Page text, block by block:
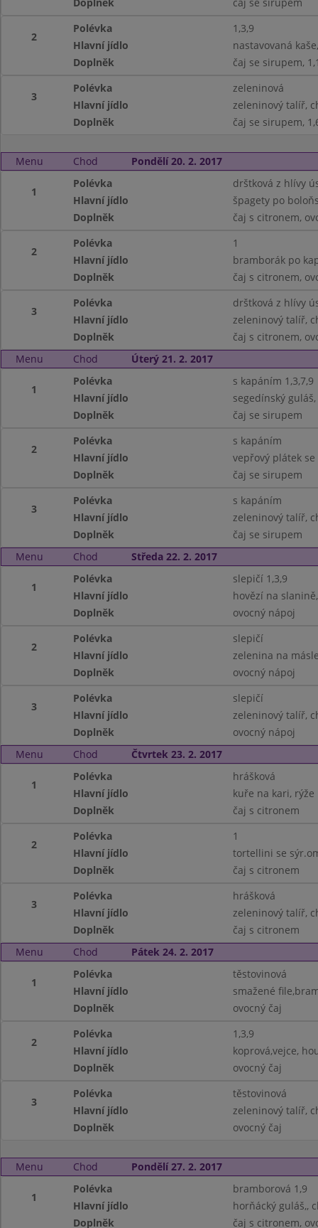
2
Polévka
1,3,9
Hlavní jídlo
nastavovaná
Doplněk
čaj se sirupem,
3
Polévka
zeleninová
Hlavní jídlo
zeleninový talíř,
Doplněk
čaj se sirupem,
Menu Chod Pondělí 20. 2. 2017
1
Polévka
drštková z hlívy
Hlavní jídlo
špagety po
Doplněk
čaj s citronem,
2
Polévka
1
Hlavní jídlo
bramborák po
Doplněk
čaj s citronem,
3
Polévka
drštková z hlívy
Hlavní jídlo
zeleninový talíř,
Doplněk
čaj s citronem,
Menu
Chod Úterý 21. 2. 2017
1
Polévka
s kapáním 1,3,7,9
Hlavní jídlo
segedínský
Doplněk
čaj se sirupem
2
Polévka
s kapáním
Hlavní jídlo
vepřový plátek
Doplněk
čaj se sirupem
3
Polévka
s kapáním
Hlavní jídlo
zeleninový talíř,
Doplněk
čaj se sirupem
Menu
Chod Středa 22. 2. 2017
1
Polévka
slepičí 1,3,9
Hlavní jídlo
hovězí na
Doplněk
ovocný nápoj
2
Polévka
slepičí
Hlavní jídlo
zelenina na
Doplněk
ovocný nápoj
3
Polévka
slepičí
Hlavní jídlo
zeleninový talíř,
Doplněk
ovocný nápoj
Menu
Chod Čtvrtek 23. 2. 2017
1
Polévka
hrášková
Hlavní jídlo
kuře na kari, rýže
Doplněk
čaj s citronem
2
Polévka
1
Hlavní jídlo
tortellini se
Doplněk
čaj s citronem
3
Polévka
hrášková
Hlavní jídlo
zeleninový talíř,
Doplněk
čaj s citronem
Menu
Chod Pátek 24. 2. 2017
1
Polévka
těstovinová
Hlavní jídlo
smažené
Doplněk
ovocný čaj
2
Polévka
1,3,9
Hlavní jídlo
koprová,vejce,
Doplněk
ovocný čaj
3
Polévka
těstovinová
Hlavní jídlo
zeleninový talíř,
Doplněk
ovocný čaj
Menu Chod Pondělí 27. 2. 2017
1
Polévka
bramborová 1,9
Hlavní jídlo
horňácký guláš,,
Doplněk
čaj s citronem,